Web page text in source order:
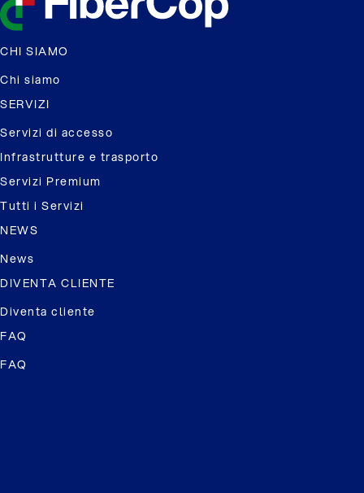
CHI SIAMO
Chi siamo
SERVIZI
Servizi di accesso
Infrastrutture e trasporto
Servizi Premium
Tutti i Servizi
NEWS
News
DIVENTA CLIENTE
Diventa cliente
FAQ
FAQ